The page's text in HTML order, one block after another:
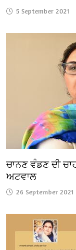
5 September 2021
ਚਾਨਣ ਵੰਡਣ ਦੀ
ਅਟਵਾਲ
26 September 2021